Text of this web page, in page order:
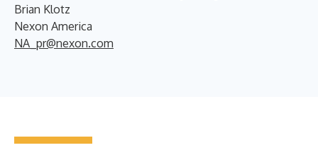
Brian Klotz
Nexon America
NA_pr@nexon.com